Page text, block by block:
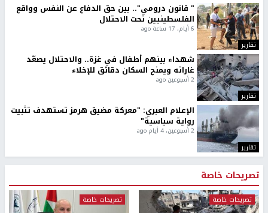
تقارير
" قانون درومي".. بين حق الدفاع عن النفس وواقع
الفلسطينيين تحت الاحتلال
6 أيام، 17 ساعة ago
تقارير
شهداء بينهم أطفال في غزة.. والاحتلال يصعّد
غاراته ويمنح السكان دقائق للإخلاء
2 أسبوعين ago
تقارير
الإعلام العبري: "معركة مضيق هرمز تستهدف تثبيت
رواية سياسية"
2 أسبوعين، 4 أيام ago
تصريحات خاصة
تصريحات خاصة تصريحات خاصة